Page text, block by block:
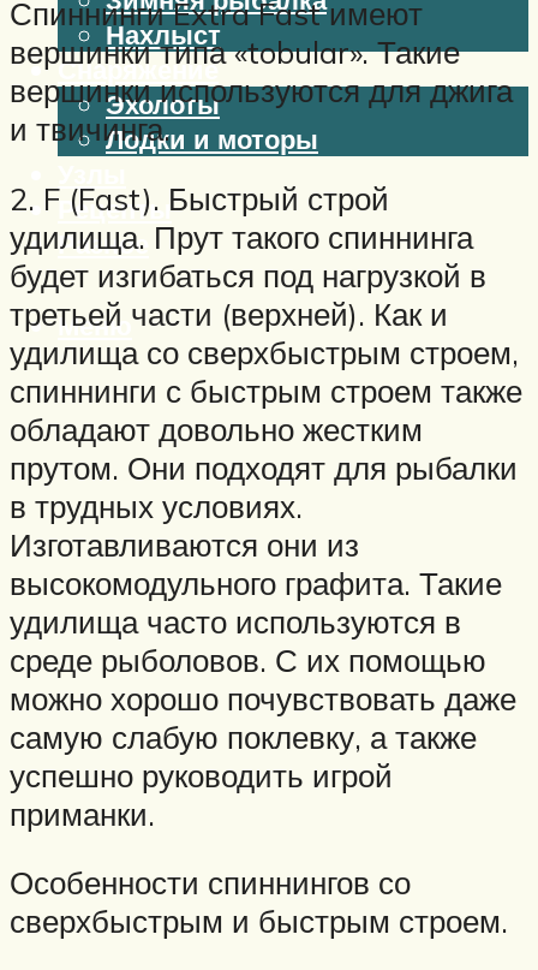
Нахлыст
Снаряжение
Эхолоты
Лодки и моторы
Рецепты
Разное
Меню
Спиннинги Extra Fast имеют
вершинки типа «tobular». Такие
вершинки используются для джига
и твичинга.
2. F (Fast). Быстрый строй
удилища. Прут такого спиннинга
будет изгибаться под нагрузкой в
третьей части (верхней). Как и
удилища со сверхбыстрым строем,
спиннинги с быстрым строем также
обладают довольно жестким
прутом. Они подходят для рыбалки
в трудных условиях.
Изготавливаются они из
высокомодульного графита. Такие
удилища часто используются в
среде рыболовов. С их помощью
можно хорошо почувствовать даже
самую слабую поклевку, а также
успешно руководить игрой
приманки.
Особенности спиннингов со
сверхбыстрым и быстрым строем.